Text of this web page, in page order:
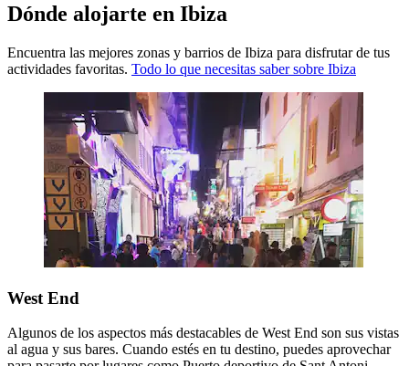
Dónde alojarte en Ibiza
Encuentra las mejores zonas y barrios de Ibiza para disfrutar de tus
actividades favoritas. Todo lo que necesitas saber sobre Ibiza
West End
Algunos de los aspectos más destacables de West End son sus vistas
al agua y sus bares. Cuando estés en tu destino, puedes aprovechar